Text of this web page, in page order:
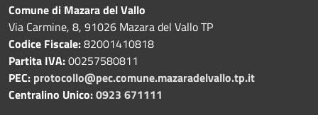
Comune di Mazara del Vallo
Via Carmine, 8, 91026 Mazara del Vallo TP
Codice Fiscale:82001410818
Partita IVA:00257580811
PEC: protocollo@pec.comune.mazaradelvallo.tp.it
Centralino Unico:0923 671111